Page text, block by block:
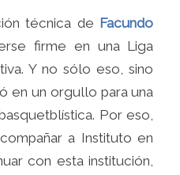
técnica de Facundo
firme en una Liga
Y no sólo eso, sino
en un orgullo para una
Por eso,
a Instituto en
con esta institución,